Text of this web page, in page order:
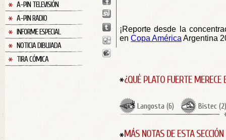
A-PIN TELEVISIÓN
A-PIN RADIO
INFORME ESPECIAL
NOTICIA DIBUJADA
TIRA CÓMICA
¡Reporte desde la
en Copa América Argentina
¿QUÉ PLATO FUERTE MERECE
Langosta (6) Bistec (2)
MÁS NOTAS DE ESTA SECCIÓN